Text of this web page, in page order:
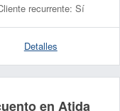
recurrente: Sí
Detalles
en Atida